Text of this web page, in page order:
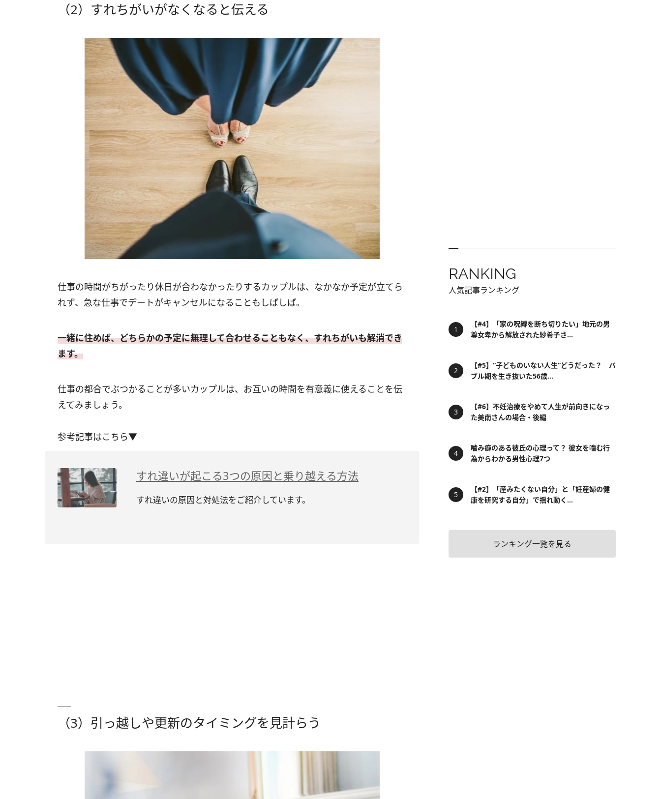
（2）すれちがいがなくなると伝える
仕事の時間がちがったり休日が合わなかったりするカップルは、なかなか予定が立てら
れず、急な仕事でデートがキャンセルになることもしばしば。
一緒に住めば、どちらかの予定に無理して合わせることもなく、すれちがいも解消でき
ます。
仕事の都合でぶつかることが多いカップルは、お互いの時間を有意義に使えることを伝
えてみましょう。
参考記事はこちら▼
すれ違いが起こる3つの原因と乗り越える方法
すれ違いの原因と対処法をご紹介しています。
（3）引っ越しや更新のタイミングを見計らう
RANKING
人気記事ランキング
【#4】「家の呪縛を断ち切りたい」地元の男
尊女卑から解放された紗希子さ...
【#5】“子どものいない人生”どうだった？ バ
ブル期を生き抜いた56歳...
【#6】不妊治療をやめて人生が前向きになっ
た美南さんの場合・後編
噛み癖のある彼氏の心理って？ 彼女を噛む行
為からわかる男性心理7つ
【#2】「産みたくない自分」と「妊産婦の健
康を研究する自分」で揺れ動く...
ランキング一覧を見る